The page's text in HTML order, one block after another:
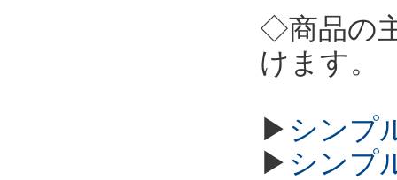
◇商品の
けます。
▶ シンプ
▶ シンプ